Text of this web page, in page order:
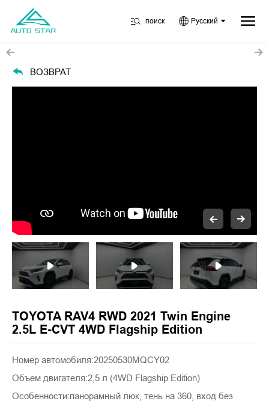
поиск Русский
ВОЗВРАТ
TOYOTA RAV4 RWD 2021 Twin Engine
2.5L E-CVT 4WD Flagship Edition
Номер автомобиля:20250530MQCY02
Объем двигателя:2,5 л (4WD Flagship Edition)
Особенности:панорамный люк, тень на 360, вход без